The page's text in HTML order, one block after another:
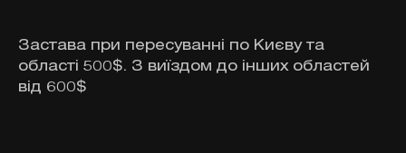
Застава при пересуванні по Києву та
області 500$. З виїздом до інших областей
від 600$